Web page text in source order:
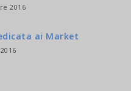
2016
ai Market